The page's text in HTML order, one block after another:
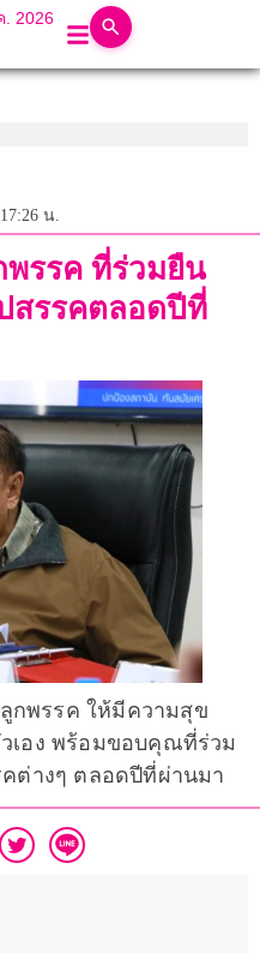
. 2026
น.
รรค ที่ร่วมยืน
สรรคตลอดปีที่
กพรรค ให้มีความสุข
เอง พร้อมขอบคุณที่ร่วม
ต่างๆ ตลอดปีที่ผ่านมา